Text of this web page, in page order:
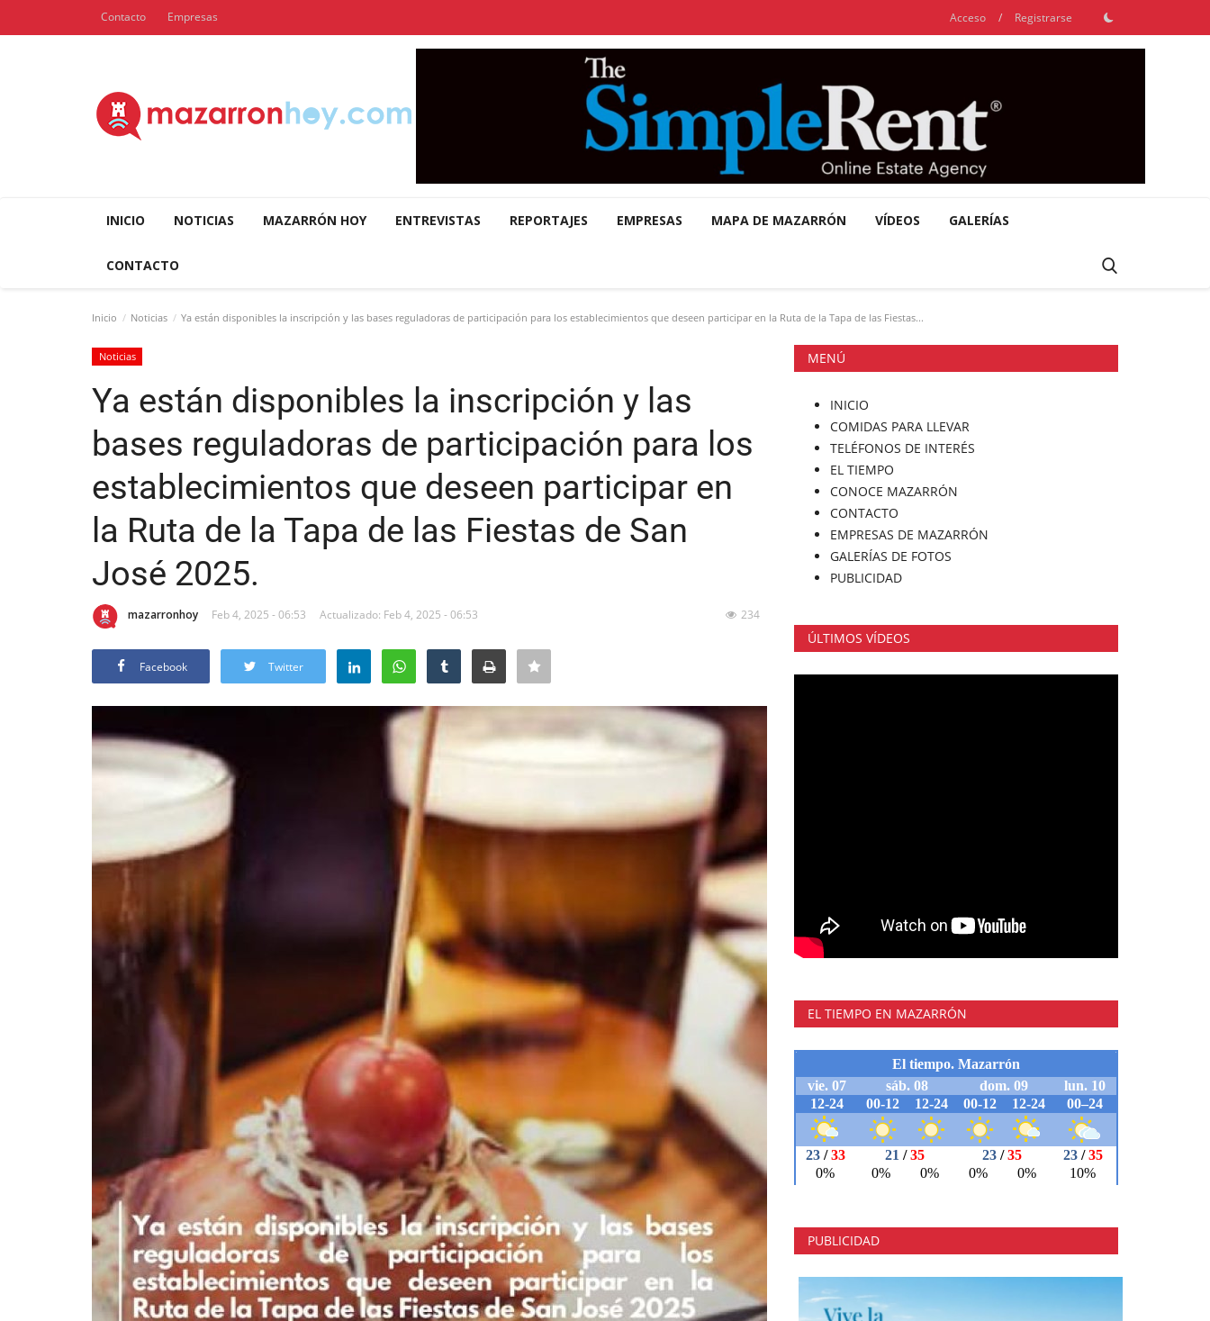
Contacto Empresas Acceso / Registrarse
INICIO NOTICIAS MAZARRÓN HOY ENTREVISTAS REPORTAJES EMPRESAS MAPA DE MAZARRÓN VÍDEOS GALERÍAS
CONTACTO
Inicio Noticias Ya están disponibles la inscripción y las bases reguladoras de participación para los establecimientos que deseen participar en la Ruta de la Tapa de las Fiestas...
Noticias
Ya están disponibles la inscripción y las
bases reguladoras de participación para los
establecimientos que deseen participar en
la Ruta de la Tapa de las Fiestas de San
José 2025.
mazarronhoy Feb 4, 2025 - 06:53 Actualizado: Feb 4, 2025 - 06:53 234
Facebook Twitter
MENÚ
INICIO
COMIDAS PARA LLEVAR
TELÉFONOS DE INTERÉS
EL TIEMPO
CONOCE MAZARRÓN
CONTACTO
EMPRESAS DE MAZARRÓN
GALERÍAS DE FOTOS
PUBLICIDAD
ÚLTIMOS VÍDEOS
EL TIEMPO EN MAZARRÓN
PUBLICIDAD